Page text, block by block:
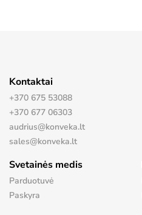
Kontaktai
+370 675 53088
+370 677 06303
audrius@konveka.lt
sales@konveka.lt
Svetainės medis
Parduotuvė
Paskyra